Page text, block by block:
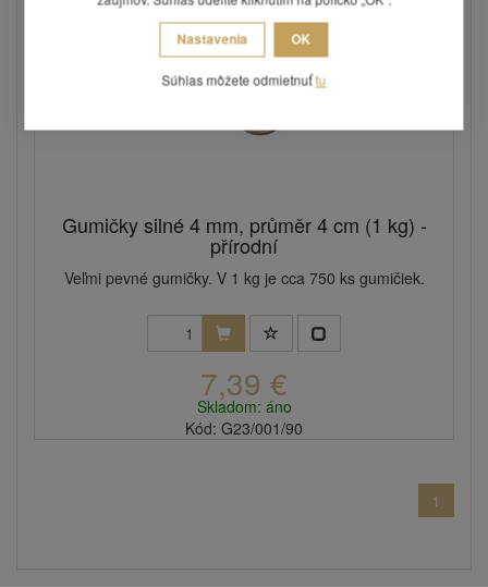
Gumičky silné 4 mm, průměr 4 cm (1 kg) -
přírodní
Veľmi pevné gumičky. V 1 kg je cca 750 ks gumičiek.
7,39 €
Skladom: áno
Kód: G23/001/90
1
Nastavenia OK
Súhlas môžete odmietnuťtu